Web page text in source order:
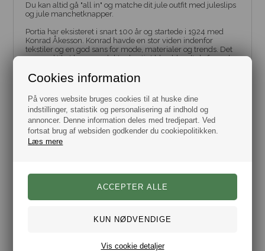
Cookies information
På vores website bruges cookies til at huske dine
indstillinger, statistik og personalisering af indhold og
annoncer. Denne information deles med tredjepart. Ved
fortsat brug af websiden godkender du cookiepolitikken.
Læs mere
Vis cookie detaljer
Du kan altid gå "all in" og matche dit jule outfit med juleslips
og jule manchetknapper.
Portia har eksisteret i snart 100 år og startede i 1924 med
Konrad Åkesson. Konrad havde en stor viden indenfor
tekstiler og en god sans for mode, materialer og trends. Det
var med til at hans produkter hurtigt blev blandt de førende
mærke til.
Portia er blevet videre ført gennem generationer, med stor
respekt for de traditioner og det håndværk der lå bag
forretningen fra begyndelsen. Det kvalitets bevidste
sortiment spænder fra slips, butterfly, seler, tørklæder og
bælter, der i den bedste Konrad ånd produceres af samme
gode udvalgte materialer som fra den gang det hele
begyndte.
Størrelse 30 x 30 cm.